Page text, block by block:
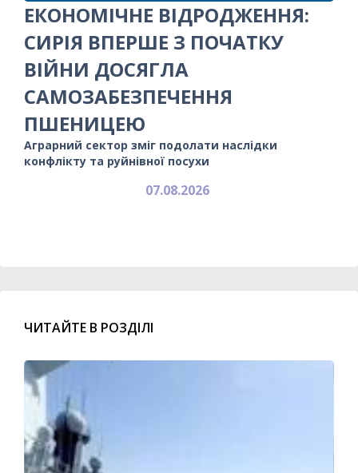
ЕКОНОМІЧНЕ ВІДРОДЖЕННЯ:
СИРІЯ ВПЕРШЕ З ПОЧАТКУ
ВІЙНИ ДОСЯГЛА
САМОЗАБЕЗПЕЧЕННЯ
ПШЕНИЦЕЮ
Аграрний сектор зміг подолати наслідки
конфлікту та руйнівної посухи
07.08.2026
ЧИТАЙТЕ В РОЗДІЛІ